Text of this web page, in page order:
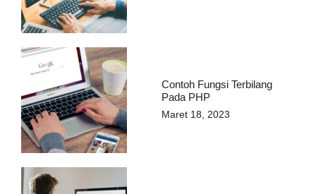
Contoh Fungsi Terbilang
Pada PHP
Maret 18, 2023